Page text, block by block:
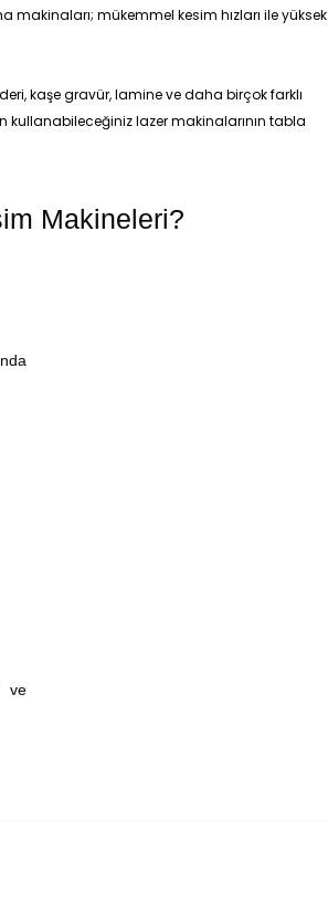
mükemmel kesim hızları ile yüksek
kaşe gravür, lamine ve daha birçok farklı
kullanabileceğiniz lazer makinalarının tabla
Makineleri?
ve